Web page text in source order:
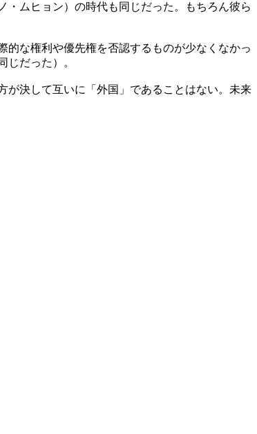
ムヒョン）の時代も同じだった。もちろん彼ら
な権利や優先権を否認するものが少なくなかっ
だった）。
が決して互いに「外国」であることはない。未来